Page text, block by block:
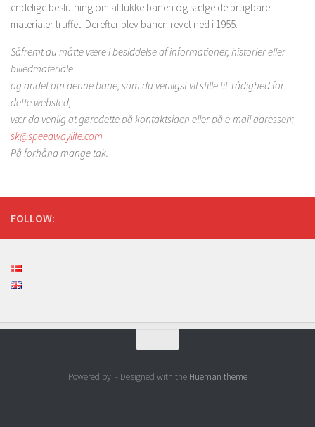
endelige beslutning om at lukke banen og sælge de brugbare
materialer truffet. Derefter blev banen revet ned i 1955.
Såfremt du måtte være i besiddelse af informationer, historier eller
billedmateriale
og andet om denne bane, som du venligst vil stille til rådighed for
dette websted,
vær da venlig at gøredette på kontaktsiden eller på e-mail adressen:
sk@speedwaylife.com
På forhånd mange tak.
FOLLOW:
Powered by - Designed with the Hueman theme